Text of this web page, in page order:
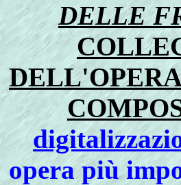
DELLE
opera più